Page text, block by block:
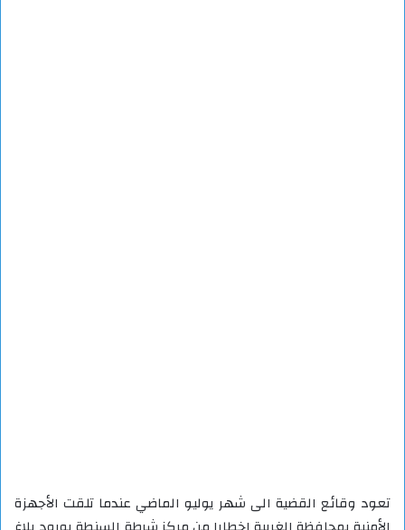
تعود وقائع القضية الى شهر يوليو الماضي عندما تلقت الأجهزة